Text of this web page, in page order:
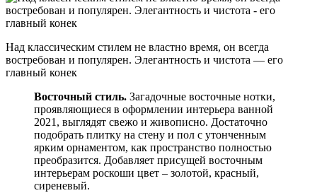
Над классическим стилем не властно время, он всегда
востребован и популярен. Элегантность и чистота — его
главный конек
Восточный стиль. Загадочные восточные нотки,
проявляющиеся в оформлении интерьера ванной
2021, выглядят свежо и живописно. Достаточно
подобрать плитку на стену и пол с утонченным
ярким орнаментом, как пространство полностью
преобразится. Добавляет присущей восточным
интерьерам роскоши цвет – золотой, красный,
сиреневый.